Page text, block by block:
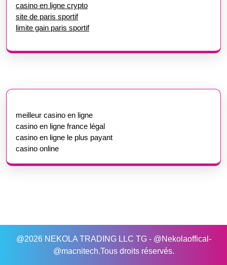
casino en ligne crypto
site de paris sportif
limite gain paris sportif
meilleur casino en ligne
casino en ligne france légal
casino en ligne le plus payant
casino online
@2026 NEKOLA TRADING LLC TG - @Nekolaoffical-
@macnitech.Tous droits réservés.